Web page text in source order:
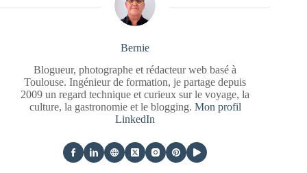
Bernie
Blogueur, photographe et rédacteur web basé à
Toulouse. Ingénieur de formation, je partage depuis
2009 un regard technique et curieux sur le voyage, la
culture, la gastronomie et le blogging. Mon profil
LinkedIn